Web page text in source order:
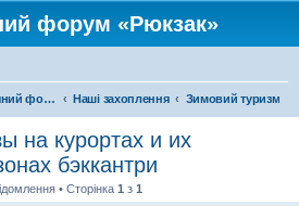
форум «Рюкзак»
Туристичний форум «Рюкзак» Наші захоплення Зимовий туризм
на курортах и их
бэккантри
• Сторінка 1 з 1